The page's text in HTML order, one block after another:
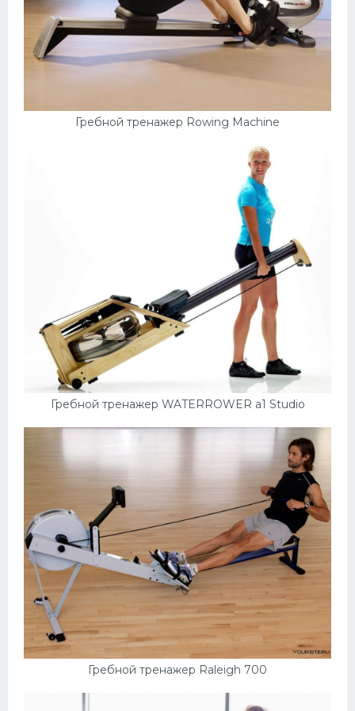
Гребной тренажер Rowing Machine
Гребной тренажер WATERROWER a1 Studio
Гребной тренажер Raleigh 700